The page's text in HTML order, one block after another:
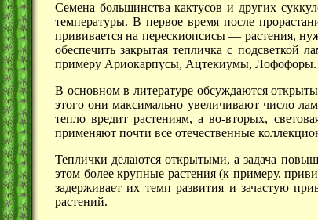
Семена большинства кактусов и других
температуры. В первое время после
прививается на перескиопсисы — растения,
обеспечить закрытая тепличка с подсветкой
примеру Ариокарпусы, Ацтекиумы, Лофофоры.
В основном в литературе обсуждаются
этого они максимально увеличивают число
тепло вредит растениям, а во-вторых,
применяют почти все отечественные
Теплички делаются открытыми, а задача
этом более крупные растения (к примеру,
задерживает их темп развития и зачастую
растений.